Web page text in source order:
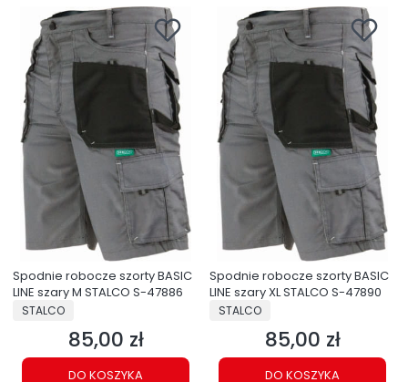
Spodnie robocze szorty BASIC
LINE szary M STALCO S-47886
PRODUCENT
STALCO
Cena
85,00 zł
DO KOSZYKA
Spodnie robocze szorty BASIC
LINE szary XL STALCO S-47890
PRODUCENT
STALCO
Cena
85,00 zł
DO KOSZYKA